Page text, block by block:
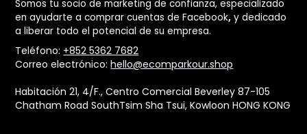
Somos tu socio de marketing de confianza, especializado
en ayudarte a comprar cuentas de Facebook, y dedicado
a liberar todo el potencial de su empresa.
Teléfono: +852 5362 7682
Correo electrónico:hello@ecomparkour.shop
Habitación 21, 4/F., Centro Comercial Beverley 87-105
Chatham Road SouthTsim Sha Tsui, Kowloon HONG KONG